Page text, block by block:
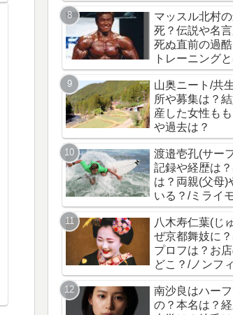
マッスル北村
死？伝説や名言
死ぬ直前の過
トレーニング
山奥ニート/共
所や募集は？
産した女性も
や過去は？
渡邉壱孔(サー
記録や経歴は
は？両親(父母)
いる？/ミライ
ー
八木寿仁葉(じ
ぜ京都舞妓に
プロフは？お
どこ？/ノンフ
ン
南沙良はハー
の？本名は？